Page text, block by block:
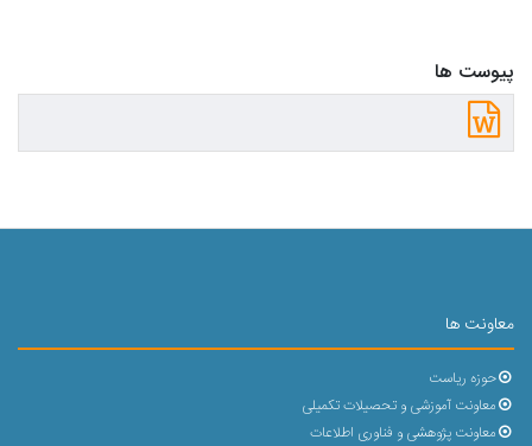
پیوست ها
معاونت ها
حوزه ریاست
معاونت آموزشی و تحصیلات تکمیلی
معاونت پژوهشی و فناوری اطلاعات